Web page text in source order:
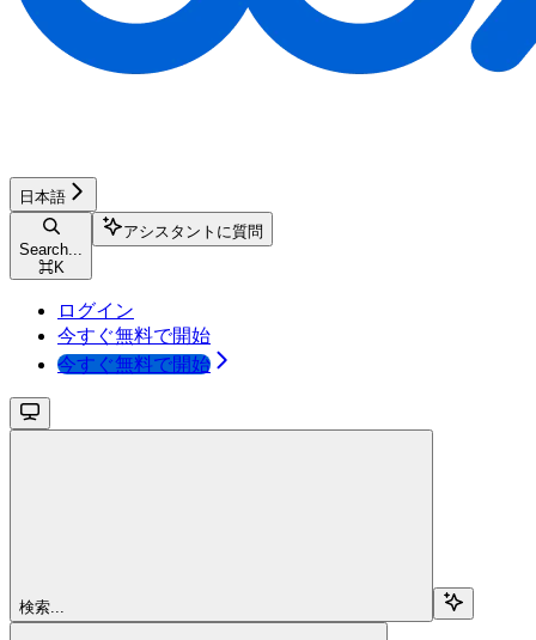
日本語
Search...
⌘K
アシスタントに質問
ログイン
今すぐ無料で開始
今すぐ無料で開始
検索...